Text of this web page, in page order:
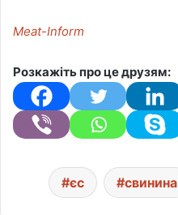
Meat-Inform
Розкажіть про це друзям:
єс свинина